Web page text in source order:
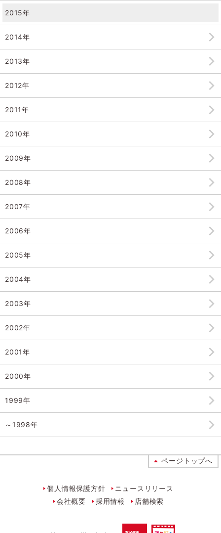
2015年
2014年
2013年
2012年
2011年
2010年
2009年
2008年
2007年
2006年
2005年
2004年
2003年
2002年
2001年
2000年
1999年
～1998年
ページトップへ
個人情報保護方針
ニュースリリース
会社概要
採用情報 店舗検索